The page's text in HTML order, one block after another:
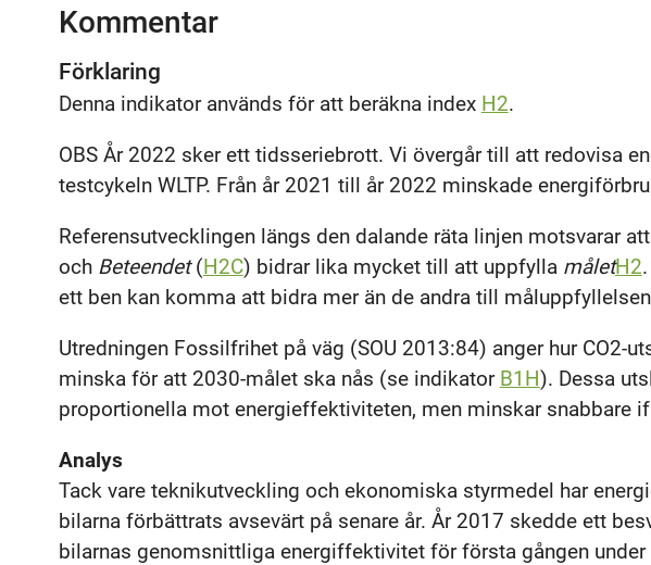
Kommentar
Förklaring
Denna indikator används för att beräkna index H2.
OBS År 2022 sker ett tidsseriebrott. Vi övergår till att redovisa
testcykeln WLTP. Från år 2021 till år 2022 minskade
Referensutvecklingen längs den dalande räta linjen motsvarar att
och Beteendet(H2C) bidrar lika mycket till att uppfylla måletH2
ett ben kan komma att bidra mer än de andra till
Utredningen Fossilfrihet på väg (SOU 2013:84) anger hur CO2-
minska för att 2030-målet ska nås (se indikator B1H). Dessa
proportionella mot energieffektiviteten, men minskar snabbare
Analys
Tack vare teknikutveckling och ekonomiska styrmedel har
bilarna förbättrats avsevärt på senare år. År 2017 skedde ett
bilarnas genomsnittliga energiffektivitet för första gången